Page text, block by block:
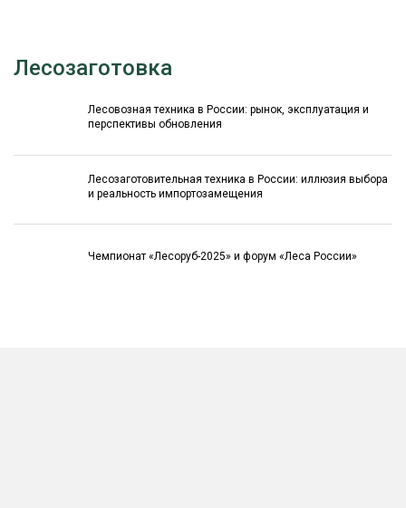
Лесозаготовка
Лесовозная техника в России: рынок, эксплуатация и
перспективы обновления
Лесозаготовительная техника в России: иллюзия выбора
и реальность импортозамещения
Чемпионат «Лесоруб-2025» и форум «Леса России»